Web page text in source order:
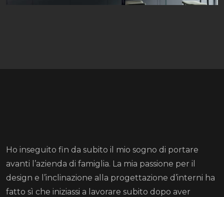
Ho inseguito fin da subito il mio sogno di portare
avanti l’azienda di famiglia. La mia passione per il
design e l’inclinazione alla progettazione d’interni ha
fatto sì che iniziassi a lavorare subito dopo aver